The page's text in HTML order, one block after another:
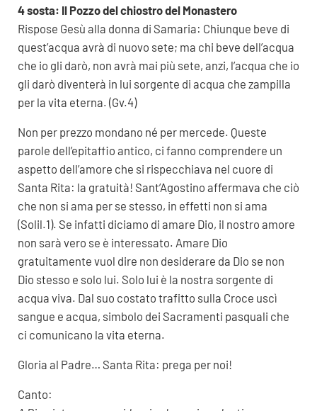
4 sosta: Il Pozzo del chiostro del Monastero
Rispose Gesù alla donna di Samaria: Chiunque beve di
quest’acqua avrà di nuovo sete; ma chi beve dell’acqua
che io gli darò, non avrà mai più sete, anzi, l’acqua che io
gli darò diventerà in lui sorgente di acqua che zampilla
per la vita eterna. (Gv.4)
Non per prezzo mondano né per mercede. Queste
parole dell’epitaffio antico, ci fanno comprendere un
aspetto dell’amore che si rispecchiava nel cuore di
Santa Rita: la gratuità! Sant’Agostino affermava che ciò
che non si ama per se stesso, in effetti non si ama
(Solil.1). Se infatti diciamo di amare Dio, il nostro amore
non sarà vero se è interessato. Amare Dio
gratuitamente vuol dire non desiderare da Dio se non
Dio stesso e solo lui. Solo lui è la nostra sorgente di
acqua viva. Dal suo costato trafitto sulla Croce uscì
sangue e acqua, simbolo dei Sacramenti pasquali che
ci comunicano la vita eterna.
Gloria al Padre… Santa Rita: prega per noi!
Canto: